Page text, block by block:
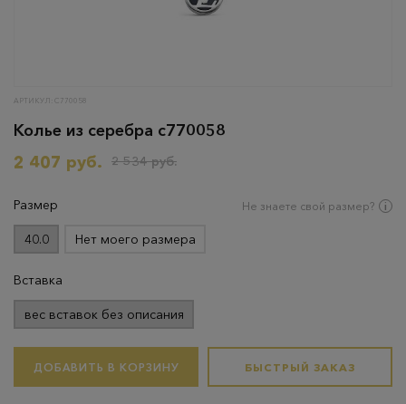
АРТИКУЛ: С770058
Колье из серебра с770058
2 407 руб.
2 534 руб.
Размер Не знаете свой размер?
40.0 Нет моего размера
Вставка
вес вставок без описания
ДОБАВИТЬ В КОРЗИНУ БЫСТРЫЙ ЗАКАЗ